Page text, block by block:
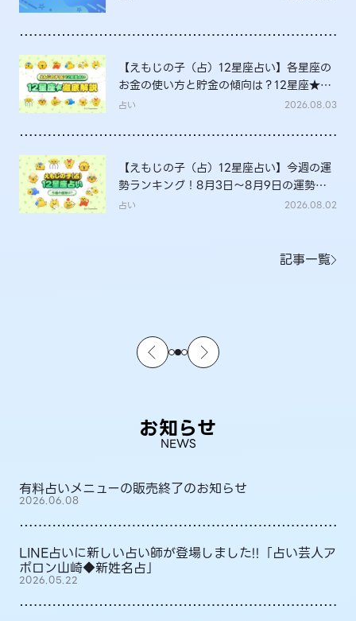
【えもじの子（占）12星座占い】各星座の
お金の使い方と貯金の傾向は？12星座★徹
底解説
占い 2026.08.03
【えもじの子（占）12星座占い】今週の運
勢ランキング！8月3日～8月9日の運勢
は？
占い 2026.08.02
記事一覧
お知らせ
NEWS
有料占いメニューの販売終了のお知らせ
2026.06.08
LINE占いに新しい占い師が登場しました!!「占い芸人ア
ポロン山崎◆新姓名占」
2026.05.22